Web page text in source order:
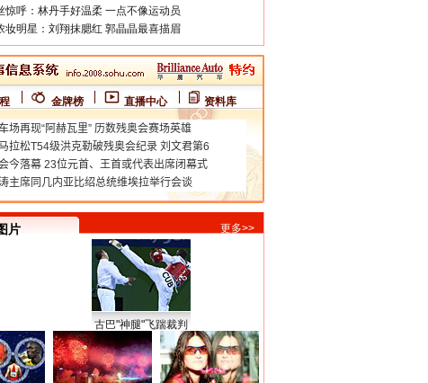
惊呼：林丹手好温柔 一点不像运动员
妆明星：刘翔抹腮红 郭晶晶最喜描眉
金牌榜 直播中心 资料库
片 更多>>
古巴"神腿"飞踹裁判